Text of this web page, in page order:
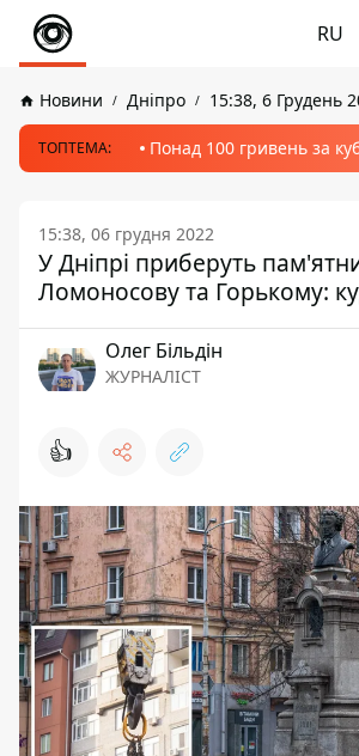
RU
Новини Дніпро 15:38, 6 Грудень
ТОПТЕМА: Понад 100 гривень за
15:38, 06 грудня 2022
У Дніпрі приберуть
Ломоносову та Горькому:
Олег Більдін
ЖУРНАЛІСТ
👍